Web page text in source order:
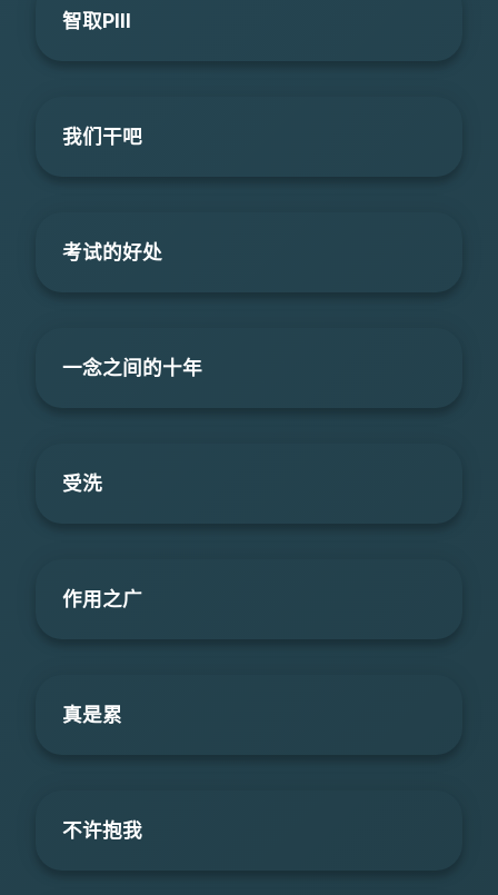
智取PIII
我们干吧
考试的好处
一念之间的十年
受洗
作用之广
真是累
不许抱我